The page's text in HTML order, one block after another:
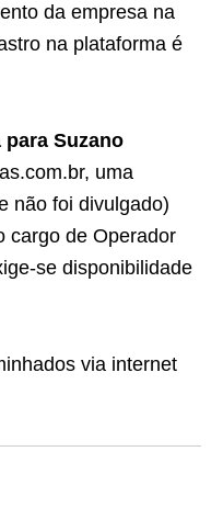
da empresa na
na plataforma é
Suzano
uma
não foi divulgado)
cargo de Operador
se disponibilidade
via internet